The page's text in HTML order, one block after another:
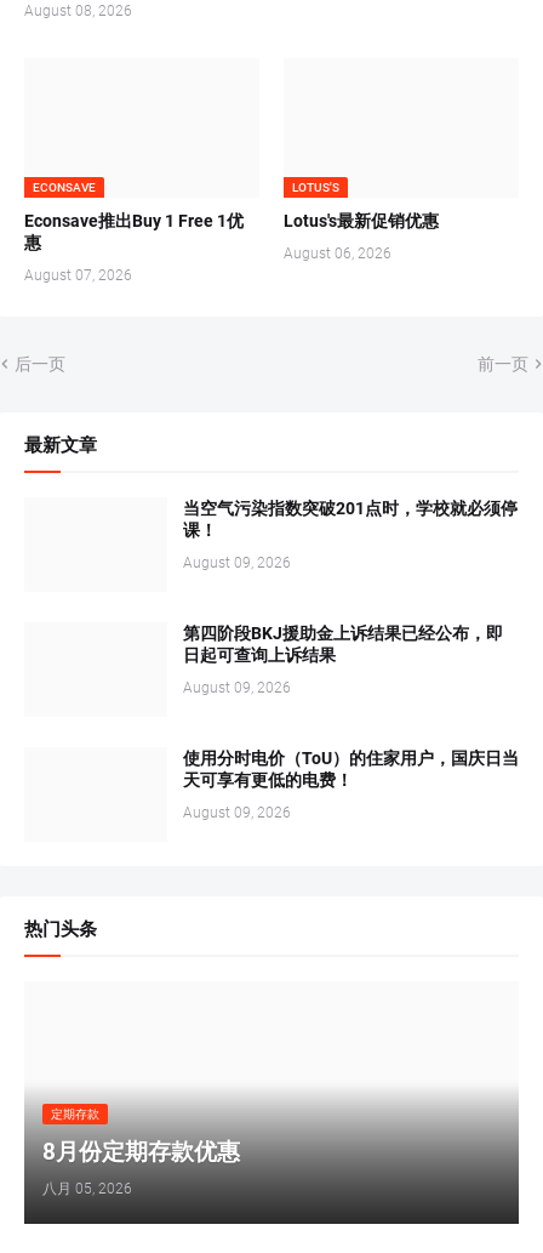
August 08, 2026
ECONSAVE
Econsave推出Buy 1 Free 1优
惠
August 07, 2026
LOTUS'S
Lotus's最新促销优惠
August 06, 2026
后一页 前一页
最新文章
当空气污染指数突破201点时，学校就必须停
课！
August 09, 2026
第四阶段BKJ援助金上诉结果已经公布，即
日起可查询上诉结果
August 09, 2026
使用分时电价（ToU）的住家用户，国庆日当
天可享有更低的电费！
August 09, 2026
热门头条
定期存款
8月份定期存款优惠
八月 05, 2026